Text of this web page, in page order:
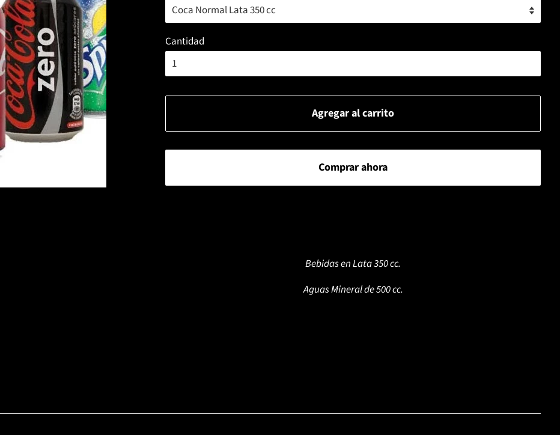
Cantidad
Agregar al carrito
Comprar ahora
Bebidas en Lata 350 cc.
Aguas Mineral de 500 cc.